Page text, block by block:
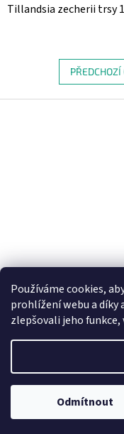
Používáme cookies,
prohlížení webu a díky
zlepšovali jeho
Odmítnout
Tillandsia zecherii trsy
Copyright 2026